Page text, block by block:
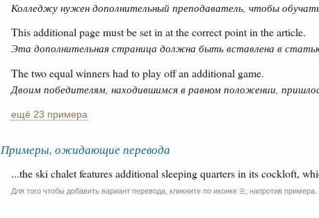
Колледжу нужен дополнительный преподаватель, чтобы обучать
This additional page must be set in at the correct point in the article.
Эта дополнительная страница должна быть вставлена в
The two equal winners had to play off an additional game.
Двоим победителям, находившимся в равном положении,
ещё 23 примера
Примеры, ожидающие перевода
...the ski chalet features additional sleeping quarters in its cockloft,
Для того чтобы добавить вариант перевода, кликните по иконке ☰ , напротив примера.